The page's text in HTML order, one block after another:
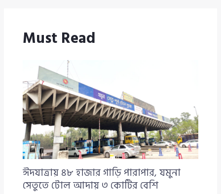
Must Read
ঈদযাত্রায় ৪৮ হাজার গাড়ি পারাপার, যমুনা
সেতুতে টোল আদায় ৩ কোটির বেশি